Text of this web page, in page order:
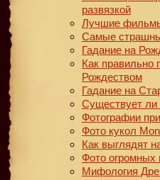
развязкой
Лучшие
Самые
Гадание на
Как правильно
Рождеством
Гадание на
Существует
Фотографии
Фото кукол
Как выглядят
Фото огромных
Мифология